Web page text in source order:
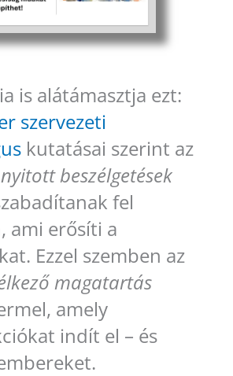
is alátámasztja ezt:
szervezeti
kutatásai szerint az
beszélgetések
fel
ami erősíti a
Ezzel szemben az
magatartás
amely
indít el – és